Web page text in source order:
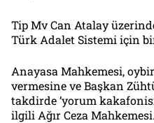
Tip Mv Can Atalay
Türk Adalet Sistemi için
Anayasa Mahkemesi,
vermesine ve Başkan
takdirde ‘yorum
ilgili Ağır Ceza